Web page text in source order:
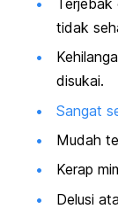
tidak
disukai.
Sangat
Mudah
Kerap
Delusi